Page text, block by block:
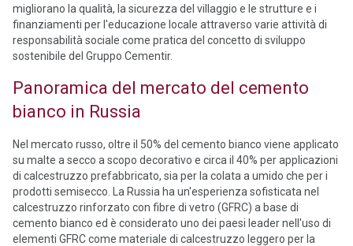
migliorano la qualità, la sicurezza del villaggio e le strutture e i
finanziamenti per l'educazione locale attraverso varie attività di
responsabilità sociale come pratica del concetto di sviluppo
sostenibile del Gruppo Cementir.
Panoramica del mercato del cemento
bianco in Russia
Nel mercato russo, oltre il 50% del cemento bianco viene applicato
su malte a secco a scopo decorativo e circa il 40% per applicazioni
di calcestruzzo prefabbricato, sia per la colata a umido che per i
prodotti semisecco. La Russia ha un'esperienza sofisticata nel
calcestruzzo rinforzato con fibre di vetro (GFRC) a base di
cemento bianco ed è considerato uno dei paesi leader nell'uso di
elementi GFRC come materiale di calcestruzzo leggero per la